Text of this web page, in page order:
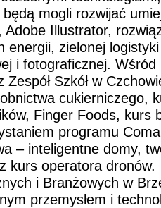
mogli rozwijać
Illustrator,
energii, zielonej
i fotograficznej. Wśród
Szkół w
cukierniczego,
Finger Foods, kurs
programu
– inteligentne domy,
kurs operatora dronów.
i Branżowych w
przemysłem i